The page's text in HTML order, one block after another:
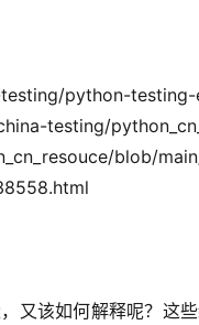
python-testing-
testing/
blob/
又该如何解释呢？这